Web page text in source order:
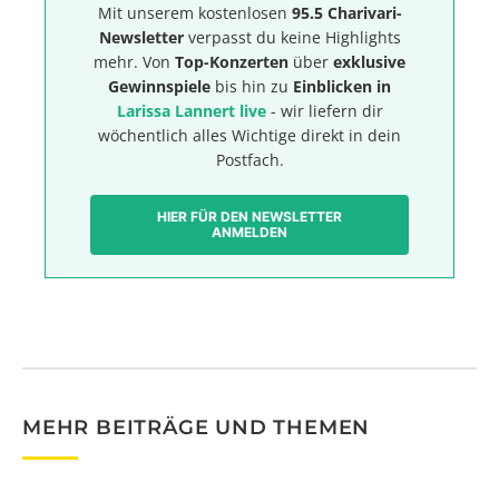
Mit unserem kostenlosen 95.5 Charivari-
Newsletterverpasst du keine Highlights
mehr. Von Top-Konzerten über exklusive
Gewinnspiele bis hin zu Einblicken in
Larissa Lannert live- wir liefern dir
wöchentlich alles Wichtige direkt in dein
Postfach.
HIER FÜR DEN NEWSLETTER
ANMELDEN
MEHR BEITRÄGE UND THEMEN